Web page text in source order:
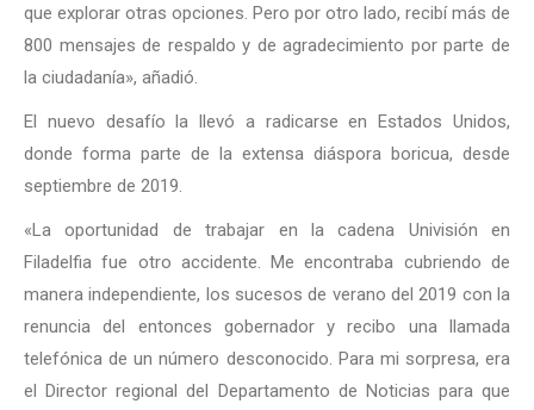
que explorar otras opciones. Pero por otro lado, recibí más de
800 mensajes de respaldo y de agradecimiento por parte de
la ciudadanía», añadió.
El nuevo desafío la llevó a radicarse en Estados Unidos,
donde forma parte de la extensa diáspora boricua, desde
septiembre de 2019.
«La oportunidad de trabajar en la cadena Univisión en
Filadelfia fue otro accidente. Me encontraba cubriendo de
manera independiente, los sucesos de verano del 2019 con la
renuncia del entonces gobernador y recibo una llamada
telefónica de un número desconocido. Para mi sorpresa, era
el Director regional del Departamento de Noticias para que